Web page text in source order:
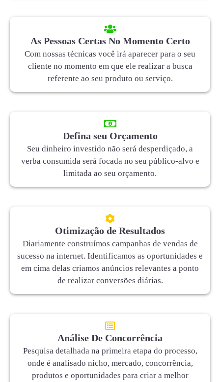
As Pessoas Certas No Momento Certo
Com nossas técnicas você irá aparecer para o seu
cliente no momento em que ele realizar a busca
referente ao seu produto ou serviço.
Defina seu Orçamento
Seu dinheiro investido não será desperdiçado, a
verba consumida será focada no seu público-alvo e
limitada ao seu orçamento.
Otimização de Resultados
Diariamente construímos campanhas de vendas de
sucesso na internet. Identificamos as oportunidades e
em cima delas criamos anúncios relevantes a ponto
de realizar conversões diárias.
Análise De Concorrência
Pesquisa detalhada na primeira etapa do processo,
onde é analisado nicho, mercado, concorrência,
produtos e oportunidades para criar a melhor